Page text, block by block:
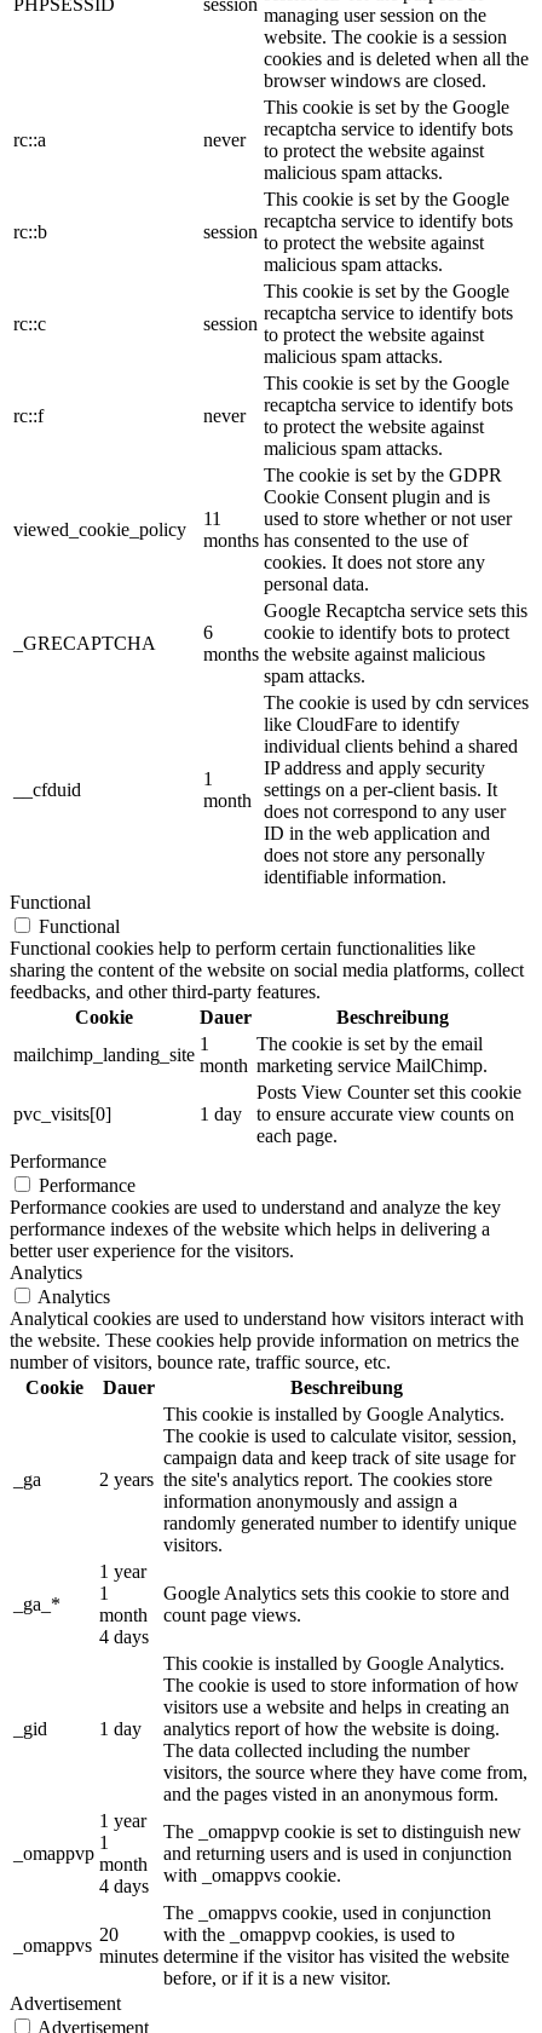
PHPSESSID session
managing user session on the
website. The cookie is a session
cookies and is deleted when all the
browser windows are closed.
rc::a never
This cookie is set by the Google
recaptcha service to identify bots
to protect the website against
malicious spam attacks.
rc::b session
This cookie is set by the Google
recaptcha service to identify bots
to protect the website against
malicious spam attacks.
rc::c session
This cookie is set by the Google
recaptcha service to identify bots
to protect the website against
malicious spam attacks.
rc::f never
This cookie is set by the Google
recaptcha service to identify bots
to protect the website against
malicious spam attacks.
viewed_cookie_policy
11
months
The cookie is set by the GDPR
Cookie Consent plugin and is
used to store whether or not user
has consented to the use of
cookies. It does not store any
personal data.
_GRECAPTCHA
6
months
Google Recaptcha service sets this
cookie to identify bots to protect
the website against malicious
spam attacks.
__cfduid
1
month
The cookie is used by cdn services
like CloudFare to identify
individual clients behind a shared
IP address and apply security
settings on a per-client basis. It
does not correspond to any user
ID in the web application and
does not store any personally
identifiable information.
Functional
Functional
Functional cookies help to perform certain functionalities like
sharing the content of the website on social media platforms, collect
feedbacks, and other third-party features.
Cookie
Dauer
Beschreibung
mailchimp_landing_site
1
month
The cookie is set by the email
marketing service MailChimp.
pvc_visits[0] 1 day
Posts View Counter set this cookie
to ensure accurate view counts on
each page.
Performance
Performance
Performance cookies are used to understand and analyze the key
performance indexes of the website which helps in delivering a
better user experience for the visitors.
Analytics
Analytics
Analytical cookies are used to understand how visitors interact with
the website. These cookies help provide information on metrics the
number of visitors, bounce rate, traffic source, etc.
Cookie
Dauer Beschreibung
_ga 2 years
This cookie is installed by Google Analytics.
The cookie is used to calculate visitor, session,
campaign data and keep track of site usage for
the site's analytics report. The cookies store
information anonymously and assign a
randomly generated number to identify unique
visitors.
_ga_*
1 year
1
month
4 days
Google Analytics sets this cookie to store and
count page views.
_gid 1 day
This cookie is installed by Google Analytics.
The cookie is used to store information of how
visitors use a website and helps in creating an
analytics report of how the website is doing.
The data collected including the number
visitors, the source where they have come from,
and the pages visted in an anonymous form.
_omappvp
1 year
1
month
4 days
The _omappvp cookie is set to distinguish new
and returning users and is used in conjunction
with _omappvs cookie.
_omappvs
20
minutes
The _omappvs cookie, used in conjunction
with the _omappvp cookies, is used to
determine if the visitor has visited the website
before, or if it is a new visitor.
Advertisement
Advertisement